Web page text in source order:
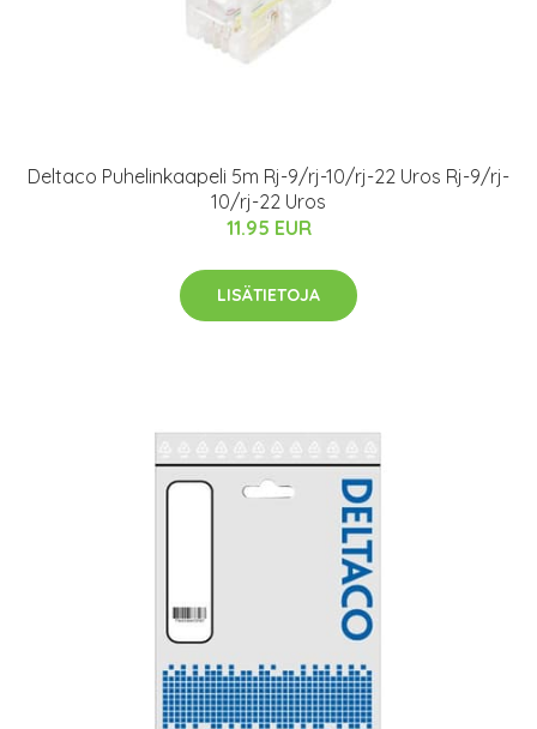
Deltaco Puhelinkaapeli 5m Rj-9/rj-10/rj-22 Uros Rj-9/rj-
10/rj-22 Uros
11.95 EUR
LISÄTIETOJA